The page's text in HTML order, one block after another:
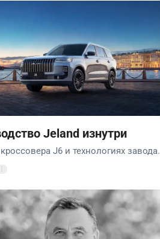
Jeland изнутри
J6 и технологиях завода.